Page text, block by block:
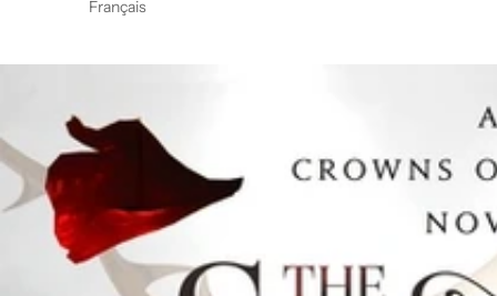
Français